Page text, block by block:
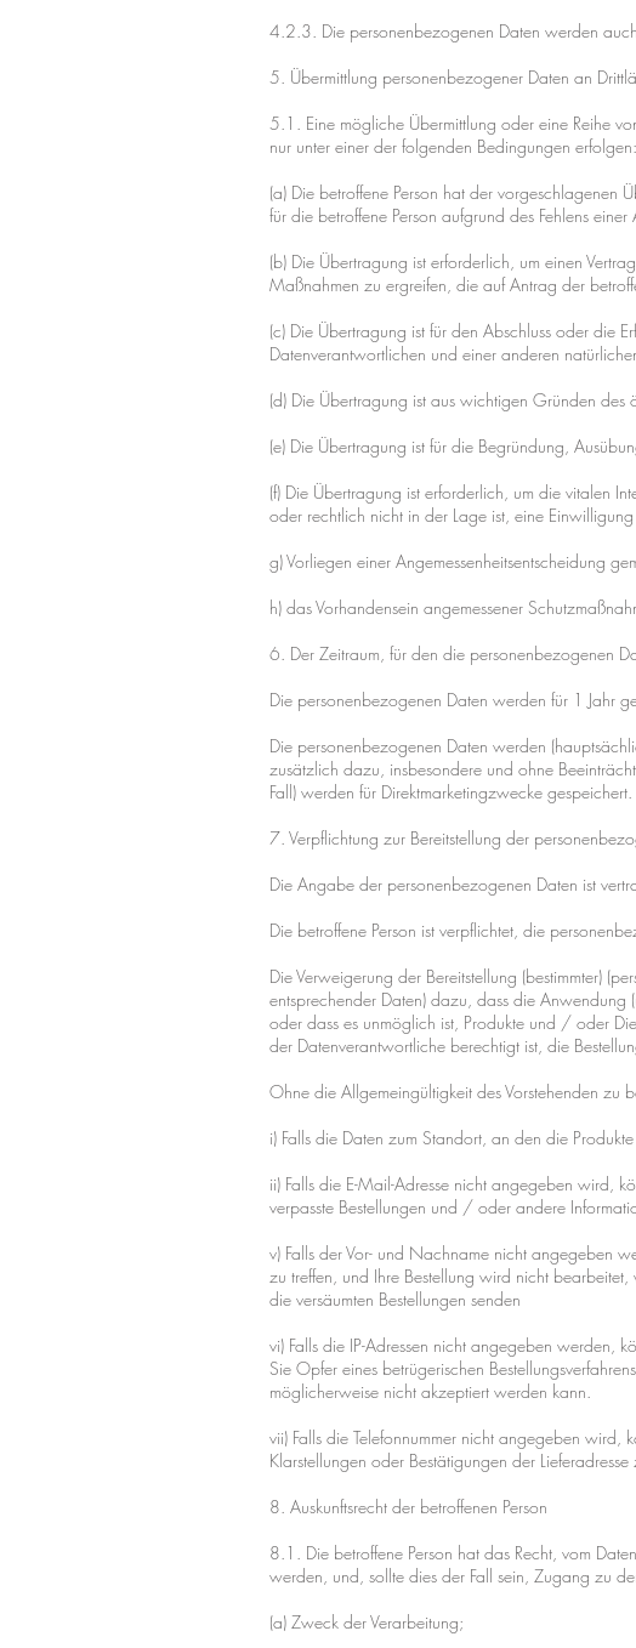
4.2.3. Die personenbezogenen Daten werden
5. Übermittlung personenbezogener Daten an
5.1. Eine mögliche Übermittlung oder eine Reihe
nur unter einer der folgenden Bedingungen erfolgen:
(a) Die betroffene Person hat der vorgeschlagenen
für die betroffene Person aufgrund des Fehlens
(b) Die Übertragung ist erforderlich, um einen
Maßnahmen zu ergreifen, die auf Antrag der
(c) Die Übertragung ist für den Abschluss oder die
Datenverantwortlichen und einer anderen
(d) Die Übertragung ist aus wichtigen Gründen des
(e) Die Übertragung ist für die Begründung,
(f) Die Übertragung ist erforderlich, um die vitalen
oder rechtlich nicht in der Lage ist, eine
g) Vorliegen einer Angemessenheitsentscheidung
h) das Vorhandensein angemessener
6. Der Zeitraum, für den die personenbezogenen
Die personenbezogenen Daten werden für 1 Jahr
Die personenbezogenen Daten werden
zusätzlich dazu, insbesondere und ohne
Fall) werden für Direktmarketingzwecke gespeichert.
7. Verpflichtung zur Bereitstellung der
Die Angabe der personenbezogenen Daten ist
Die betroffene Person ist verpflichtet, die
Die Verweigerung der Bereitstellung (bestimmter)
entsprechender Daten) dazu, dass die
oder dass es unmöglich ist, Produkte und / oder
der Datenverantwortliche berechtigt ist, die
Ohne die Allgemeingültigkeit des Vorstehenden zu
i) Falls die Daten zum Standort, an den die
ii) Falls die E-Mail-Adresse nicht angegeben wird,
verpasste Bestellungen und / oder andere
v) Falls der Vor- und Nachname nicht angegeben
zu treffen, und Ihre Bestellung wird nicht
die versäumten Bestellungen senden
vi) Falls die IP-Adressen nicht angegeben werden,
Sie Opfer eines betrügerischen
möglicherweise nicht akzeptiert werden kann.
vii) Falls die Telefonnummer nicht angegeben wird,
Klarstellungen oder Bestätigungen der Lieferadresse
8. Auskunftsrecht der betroffenen Person
8.1. Die betroffene Person hat das Recht, vom
werden, und, sollte dies der Fall sein, Zugang zu
(a) Zweck der Verarbeitung;